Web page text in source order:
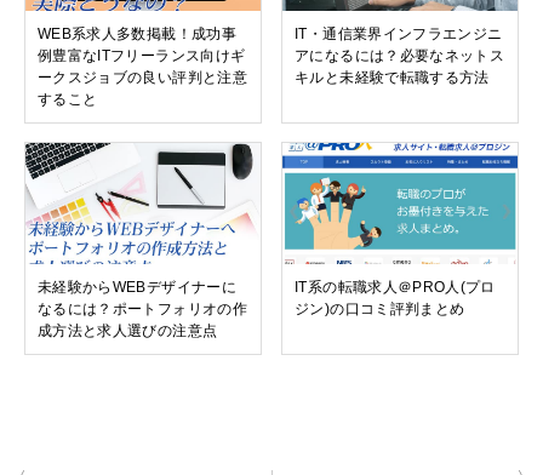
WEB系求人多数掲載！成功事
例豊富なITフリーランス向けギ
ークスジョブの良い評判と注意
すること
IT・通信業界インフラエンジニ
アになるには？必要なネットス
キルと未経験で転職する方法
未経験からWEBデザイナーに
なるには？ポートフォリオの作
成方法と求人選びの注意点
IT系の転職求人＠PRO人(プロ
ジン)の口コミ評判まとめ